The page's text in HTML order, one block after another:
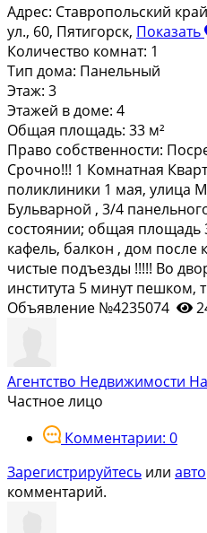
Адрес: Ставропольский
ул., 60, Пятигорск, Показать
Количество комнат: 1
Тип дома: Панельный
Этаж: 3
Этажей в доме: 4
Общая площадь: 33 м²
Право собственности:
Срочно!!! 1 Комнатная
поликлиники 1 мая, улица
Бульварной , 3/4
состоянии; общая площадь
кафель, балкон , дом после
чистые подъезды !!!!! Во
института 5 минут пешком,
Объявление №4235074
Агентство Недвижимости
Частное лицо
Комментарии: 0
Зарегистрируйтесь или
комментарий.